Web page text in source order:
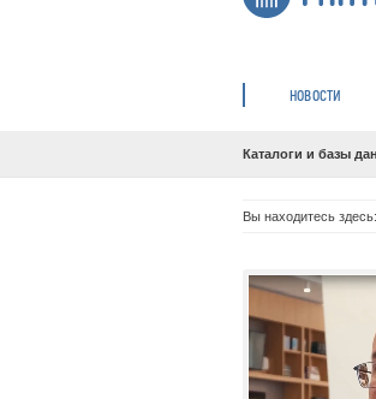
НОВОСТИ
Каталоги и базы
Вы находитесь здесь: